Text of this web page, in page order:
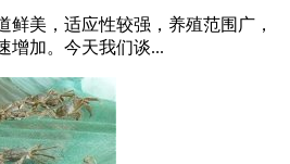
鲜美，适应性较强，养殖范围广，
增加。今天我们谈...